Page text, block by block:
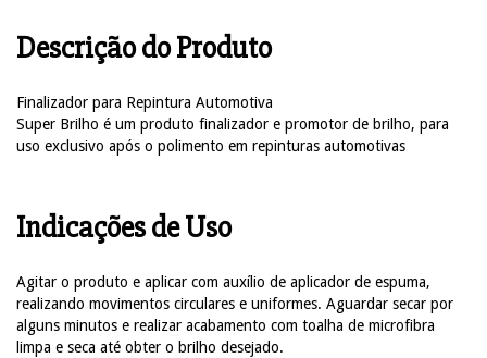
Descrição do Produto
Finalizador para Repintura Automotiva
Super Brilho é um produto finalizador e promotor de brilho, para
uso exclusivo após o polimento em repinturas automotivas
Indicações de Uso
Agitar o produto e aplicar com auxílio de aplicador de espuma,
realizando movimentos circulares e uniformes. Aguardar secar por
alguns minutos e realizar acabamento com toalha de microfibra
limpa e seca até obter o brilho desejado.